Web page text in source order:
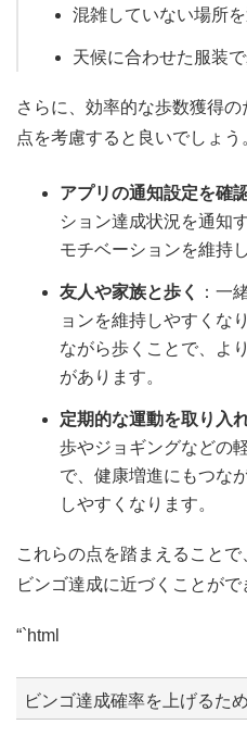
混雑していない場所
天候に合わせた服装で
さらに、効率的な歩数獲得
点を考慮すると良いでしょう
アプリの通知設定を確
ション達成状況を通知
モチベーションを維持
友人や家族と歩く
：一
ョンを維持しやすくな
ながら歩くことで、よ
があります。
定期的な運動を取り入
歩やジョギングなどの
で、健康増進にもつな
しやすくなります。
これらの点を踏まえることで
ビンゴ達成に近づくことがで
“`html
ビンゴ達成確率を上げるた